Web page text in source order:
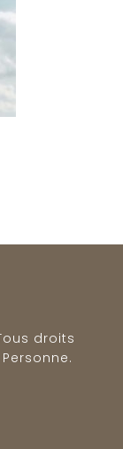
droits
.